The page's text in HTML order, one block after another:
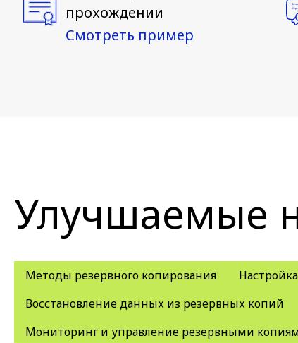
прохождении
Смотреть пример
Улучшаемые
Методы резервного копирования
Восстановление данных из резервных копий
Мониторинг и управление резервными